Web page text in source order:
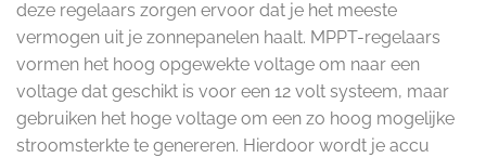
deze regelaars zorgen ervoor dat je het meeste
vermogen uit je zonnepanelen haalt. MPPT-regelaars
vormen het hoog opgewekte voltage om naar een
voltage dat geschikt is voor een 12 volt systeem, maar
gebruiken het hoge voltage om een zo hoog mogelijke
stroomsterkte te genereren. Hierdoor wordt je accu